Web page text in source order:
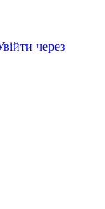
через